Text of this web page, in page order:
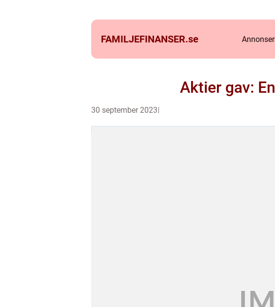
FAMILJEFINANSER.se
Aktier gav:
30 september 2023